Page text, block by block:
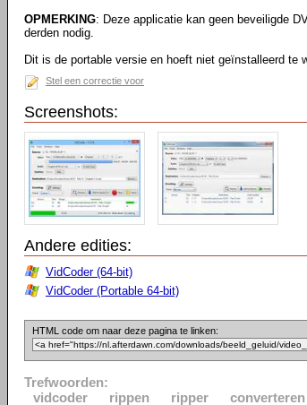
OPMERKING: Deze applicatie kan geen beveiligde
derden nodig.
Dit is de portable versie en hoeft niet geïnstalleerd te
Stel een correctie voor
Screenshots:
Andere edities:
VidCoder (64-bit)
VidCoder (Portable 64-bit)
HTML code om naar deze pagina te linken:
Trefwoorden:
vidcoder
rippen ripper converteren